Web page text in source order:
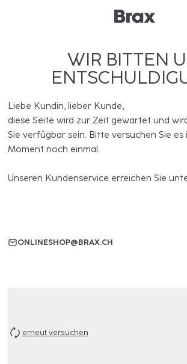
WIR BITTEN
Liebe Kundin, lieber Kunde,
diese Seite wird zur Zeit gewartet und
Sie verfügbar sein. Bitte versuchen Sie es
Moment noch einmal.
Unseren Kundenservice erreichen Sie
ONLINESHOP@BRAX.CH
erneut versuchen